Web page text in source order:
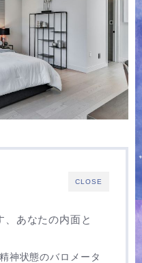
CLOSE
あなたの内面と
神状態のバロメータ